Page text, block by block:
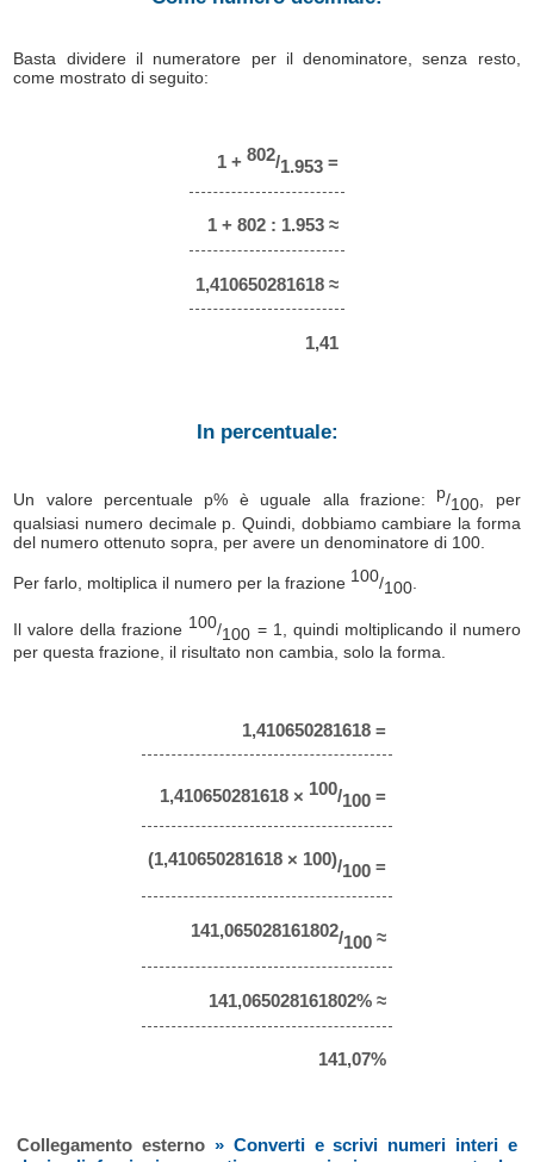
Basta dividere il numeratore per il denominatore, senza resto,
come mostrato di seguito:
1 + 802/1.953 =
1 + 802 : 1.953 ≈
1,410650281618 ≈
1,41
In percentuale:
Un valore percentuale p% è uguale alla frazione: p/100 , per
qualsiasi numero decimale p. Quindi, dobbiamo cambiare la forma
del numero ottenuto sopra, per avere un denominatore di 100.
Per farlo, moltiplica il numero per la frazione 100/100
Il valore della frazione 100/100 = 1, quindi moltiplicando il numero
per questa frazione, il risultato non cambia, solo la forma.
1,410650281618 =
1,410650281618 × 100/100 =
(1,410650281618 × 100)/100 =
141,065028161802/100 ≈
141,065028161802% ≈
141,07%
Collegamento esterno » Converti e scrivi numeri interi e